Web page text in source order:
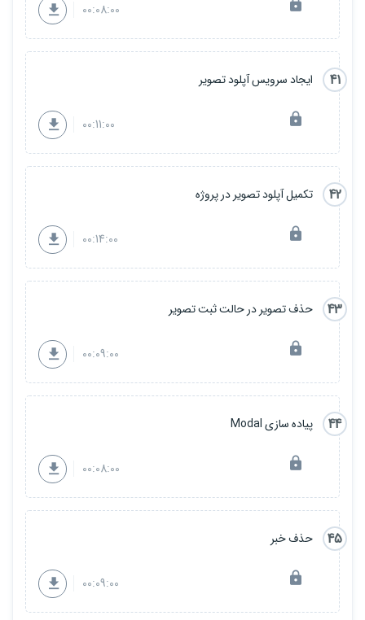
00:08:00
41 ایجاد سرویس آپلود تصویر
00:11:00
42 تکمیل آپلود تصویر در پروژه
00:14:00
43 حذف تصویر در حالت ثبت تصویر
00:09:00
44 پیاده سازی Modal
00:08:00
45 حذف خبر
00:09:00